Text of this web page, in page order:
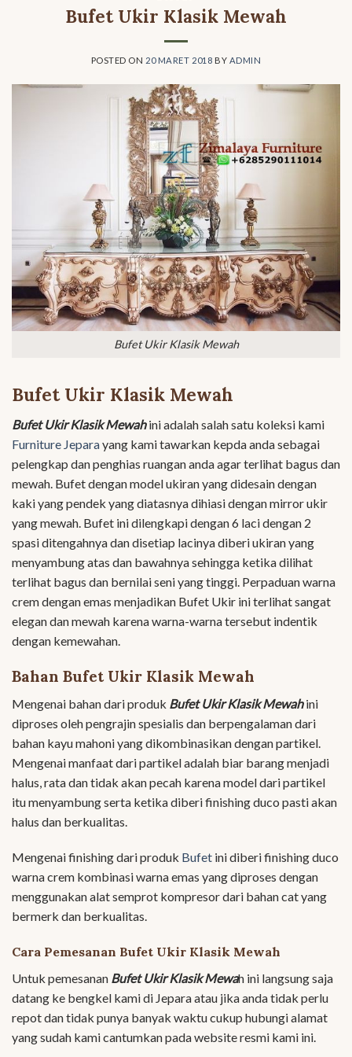
Bufet Ukir Klasik Mewah
POSTED ON 20 MARET 2018 BY ADMIN
Bufet Ukir Klasik Mewah
Bufet Ukir Klasik Mewah
Bufet Ukir Klasik Mewahini adalah salah satu koleksi kami
Furniture Jeparayang kami tawarkan kepda anda sebagai
pelengkap dan penghias ruangan anda agar terlihat bagus dan
mewah. Bufet dengan model ukiran yang didesain dengan
kaki yang pendek yang diatasnya dihiasi dengan mirror ukir
yang mewah. Bufet ini dilengkapi dengan 6 laci dengan 2
spasi ditengahnya dan disetiap lacinya diberi ukiran yang
menyambung atas dan bawahnya sehingga ketika dilihat
terlihat bagus dan bernilai seni yang tinggi. Perpaduan warna
crem dengan emas menjadikan Bufet Ukir ini terlihat sangat
elegan dan mewah karena warna-warna tersebut indentik
dengan kemewahan.
Bahan Bufet Ukir Klasik Mewah
Mengenai bahan dari produk Bufet Ukir Klasik Mewahini
diproses oleh pengrajin spesialis dan berpengalaman dari
bahan kayu mahoni yang dikombinasikan dengan partikel.
Mengenai manfaat dari partikel adalah biar barang menjadi
halus, rata dan tidak akan pecah karena model dari partikel
itu menyambung serta ketika diberi finishing duco pasti akan
halus dan berkualitas.
Mengenai finishing dari produk Bufet ini diberi finishing duco
warna crem kombinasi warna emas yang diproses dengan
menggunakan alat semprot kompresor dari bahan cat yang
bermerk dan berkualitas.
Cara Pemesanan Bufet Ukir Klasik Mewah
Untuk pemesanan Bufet Ukir Klasik Mewah ini langsung saja
datang ke bengkel kami di Jepara atau jika anda tidak perlu
repot dan tidak punya banyak waktu cukup hubungi alamat
yang sudah kami cantumkan pada website resmi kami ini.